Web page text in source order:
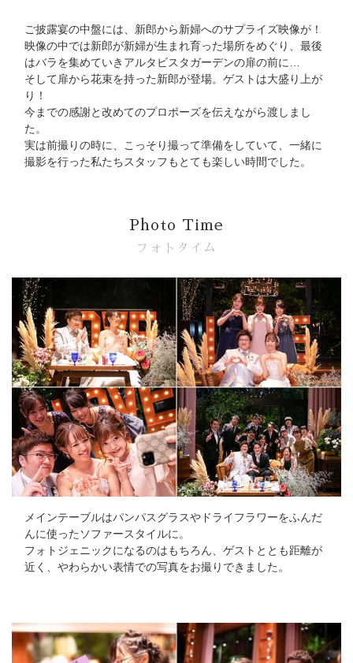
ご披露宴の中盤には、新郎から新婦へのサプライズ映像が！
映像の中では新郎が新婦が生まれ育った場所をめぐり、最後
はバラを集めていきアルタビスタガーデンの扉の前に…
そして扉から花束を持った新郎が登場。ゲストは大盛り上が
り！
今までの感謝と改めてのプロポーズを伝えながら渡しまし
た。
実は前撮りの時に、こっそり撮って準備をしていて、一緒に
撮影を行った私たちスタッフもとても楽しい時間でした。
Photo Time
フォトタイム
メインテーブルはパンパスグラスやドライフラワーをふんだ
んに使ったソファースタイルに。
フォトジェニックになるのはもちろん、ゲストととも距離が
近く、やわらかい表情での写真をお撮りできました。